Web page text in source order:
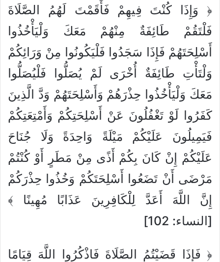
﴿ وَإِذَا كُنْتَ فِيهِمْ فَأَقَمْتَ لَهُمُ الصَّلَاةَ
فَلْتَقُمْ طَائِفَةٌ مِنْهُمْ مَعَكَ وَلْيَأْخُذُوا
أَسْلِحَتَهُمْ فَإِذَا سَجَدُوا فَلْيَكُونُوا مِنْ وَرَائِكُمْ
وَلْتَأْتِ طَائِفَةٌ أُخْرَى لَمْ يُصَلُّوا فَلْيُصَلُّوا
مَعَكَ وَلْيَأْخُذُوا حِذْرَهُمْ وَأَسْلِحَتَهُمْ وَدَّ الَّذِينَ
كَفَرُوا لَوْ تَغْفُلُونَ عَنْ أَسْلِحَتِكُمْ وَأَمْتِعَتِكُمْ
فَيَمِيلُونَ عَلَيْكُمْ مَيْلَةً وَاحِدَةً وَلَا جُنَاحَ
عَلَيْكُمْ إِنْ كَانَ بِكُمْ أَذًى مِنْ مَطَرٍ أَوْ كُنْتُمْ
مَرْضَى أَنْ تَضَعُوا أَسْلِحَتَكُمْ وَخُذُوا حِذْرَكُمْ
إِنَّ اللَّهَ أَعَدَّ لِلْكَافِرِينَ عَذَابًا مُهِينًا ﴾
[النساء: 102]
﴿ فَإِذَا قَضَيْتُمُ الصَّلَاةَ فَاذْكُرُوا اللَّهَ قِيَامًا